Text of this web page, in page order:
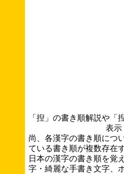
「揑」の書き順解説や「
表示
尚、各漢字の書き順につ
ている書き順が複数存在
日本の漢字の書き順を覚
字・綺麗な手書き文字、